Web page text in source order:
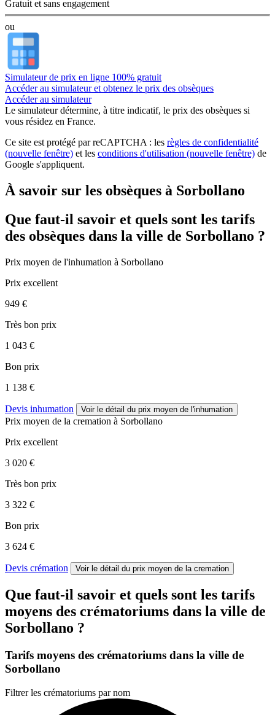
Gratuit et sans engagement
ou
Simulateur de prix en ligne 100% gratuit
Accéder au simulateur et obtenez le prix des obsèques
Accéder au simulateur
Le simulateurdétermine, à titre indicatif, le prix des obsèques si
vous résidez en France.
Ce site est protégé par reCAPTCHA : les règles de confidentialité
(nouvelle fenêtre) et les conditions d'utilisation (nouvelle fenêtre) de
Google s'appliquent.
À savoir sur les obsèques à Sorbollano
Que faut-il savoir et quels sont les tarifs
des obsèques dans la ville de Sorbollano ?
Prix moyen de l'inhumation à Sorbollano
Prix excellent
949 €
Très bon prix
1 043 €
Bon prix
1 138 €
Devis inhumation Voir le détail du prix moyen de l'inhumation
Prix moyen de la cremation à Sorbollano
Prix excellent
3 020 €
Très bon prix
3 322 €
Bon prix
3 624 €
Devis crémation Voir le détail du prix moyen de la cremation
Que faut-il savoir et quels sont les tarifs
moyens des crématoriums dans la ville de
Sorbollano ?
Tarifs moyens des crématoriums dans la ville de
Sorbollano
Filtrer les crématoriums par nom